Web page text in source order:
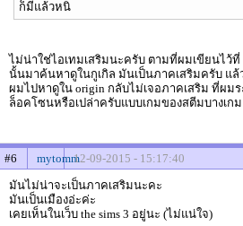
ก็มีแล้วหนิ
ไม่น่าใช่ไอเทมเสริมนะครับ ตามที่ผมเขียนไว้
นั้นมาค้นหาดูในกูเกิล มันเป็นภาคเสริมครับ แ
ผมไปหาดูใน origin กลับไม่เจอภาคเสริม ที่ผม
ล็อคโซนหรือเปล่าครับแบบเกมของสตีมบางเกม
#6 mytomm12-09-2015 - 15:17:40
มันไม่น่าจะเป็นภาคเสริมนะคะ
มันเป็นเมืองอ่ะค่ะ
เคยเห็นในเว็บ the sims 3 อยู่นะ (ไม่แน่ใจ)